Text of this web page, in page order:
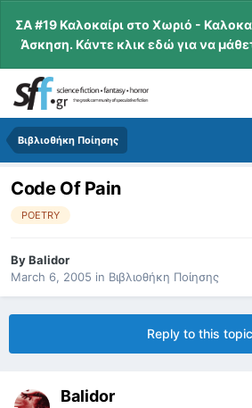
ΣΑ #19 Καλοκαίρι στο Χωριό -
Άσκηση. Κάντε κλικ εδώ για να
Βιβλιοθήκη Ποίησης
Code Of Pain
POETRY
ByBalidor
March 6, 2005 in Βιβλιοθήκη Ποίησης
Reply to this topic
Balidor